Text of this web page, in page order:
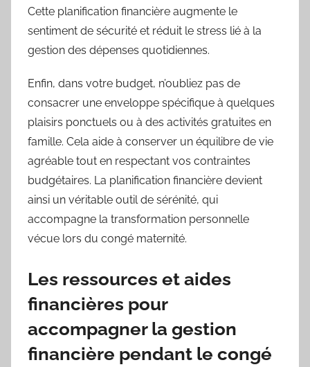
Cette planification financière augmente le
sentiment de sécurité et réduit le stress lié à la
gestion des dépenses quotidiennes.
Enfin, dans votre budget, n’oubliez pas de
consacrer une enveloppe spécifique à quelques
plaisirs ponctuels ou à des activités gratuites en
famille. Cela aide à conserver un équilibre de vie
agréable tout en respectant vos contraintes
budgétaires. La planification financière devient
ainsi un véritable outil de sérénité, qui
accompagne la transformation personnelle
vécue lors du congé maternité.
Les ressources et aides
financières pour
accompagner la gestion
financière pendant le congé